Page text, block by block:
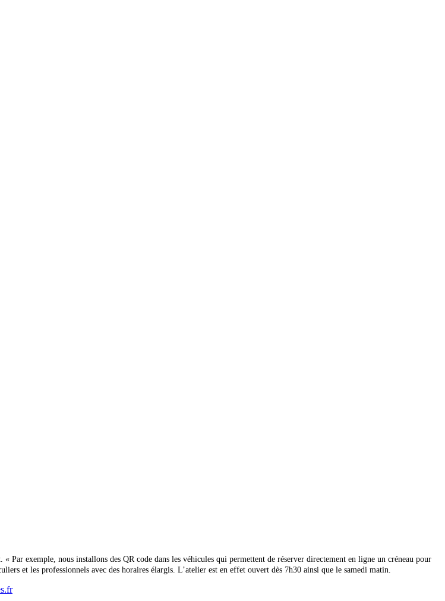
« Par exemple, nous installons des QR code dans les véhicules qui permettent de réserver directement en ligne un créneau pour
et les professionnels avec des horaires élargis. L’atelier est en effet ouvert dès 7h30 ainsi que le samedi matin.